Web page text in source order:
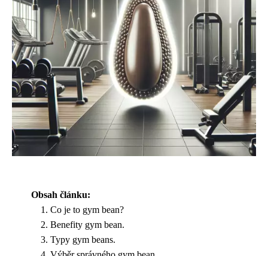
Obsah článku:
Co je to gym bean?
Benefity gym bean.
Typy gym beans.